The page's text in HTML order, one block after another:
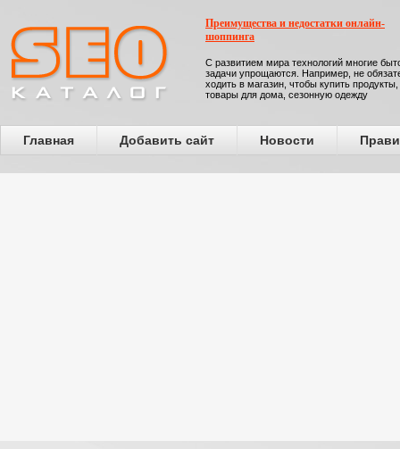
Преимущества и недостатки онлайн-
шоппинга
С развитием мира технологий многие
задачи упрощаются. Например, не
ходить в магазин, чтобы купить продукты,
товары для дома, сезонную одежду
Главная Добавить сайт Новости